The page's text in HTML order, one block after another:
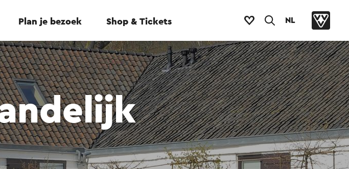
Plan je bezoek Shop & Tickets NL